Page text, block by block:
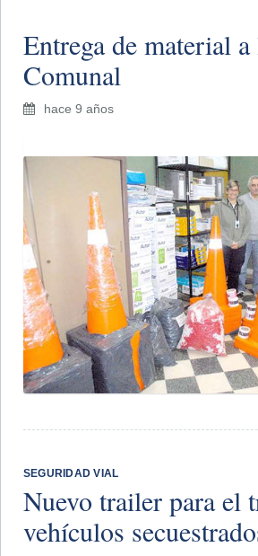
Entrega de material
Comunal
hace 9 años
SEGURIDAD VIAL
Nuevo trailer para el
vehículos